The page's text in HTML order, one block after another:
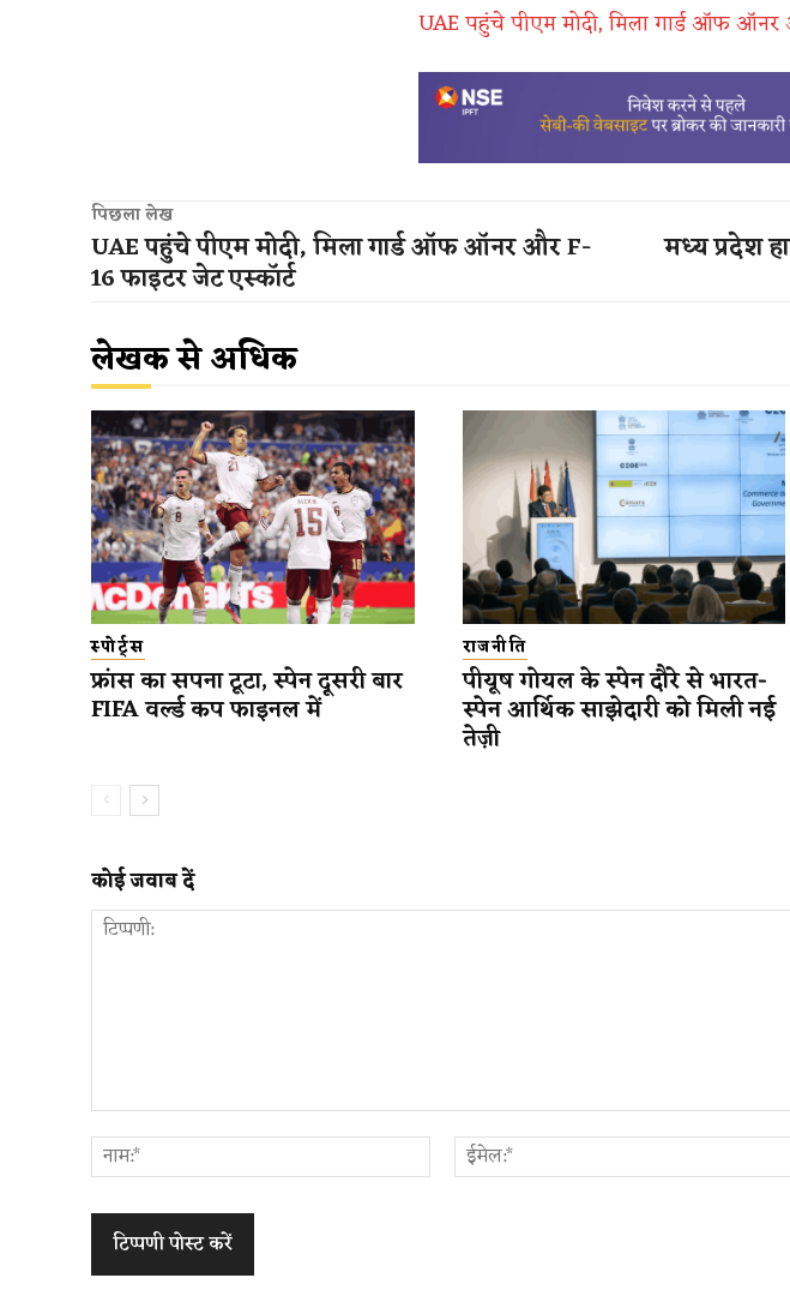
UAE पहुंचे पीएम मोदी, मिला गार्ड ऑफ ऑनर
पिछला लेख
UAE पहुंचे पीएम मोदी, मिला गार्ड ऑफ ऑनर और F-
16 फाइटर जेट एस्कॉर्ट
मध्य प्रदेश
लेखक से अधिक
स्पोर्ट्स
फ्रांस का सपना टूटा, स्पेन दूसरी बार
FIFA वर्ल्ड कप फाइनल में
राजनीति
पीयूष गोयल के स्पेन दौरे से भारत-
स्पेन आर्थिक साझेदारी को मिली नई
तेज़ी
कोई जवाब दें
नाम:*